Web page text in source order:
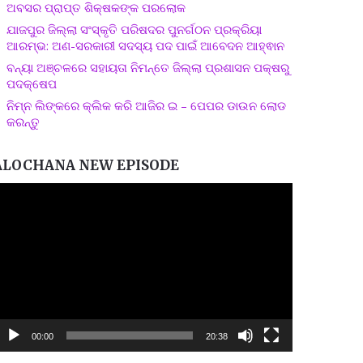
ଅବସର ପ୍ରାପ୍ତ ଶିକ୍ଷକଙ୍କ ପରଲୋକ
ଯାଜପୁର ଜିଲ୍ଲା ସଂସ୍କୃତି ପରିଷଦର ପୁନର୍ଗଠନ ପ୍ରକ୍ରିୟା
ଆରମ୍ଭ: ଅଣ-ସରକାରୀ ସଦସ୍ୟ ପଦ ପାଇଁ ଆବେଦନ ଆହ୍ଵାନ
ବନ୍ୟା ଅଞ୍ଚଳରେ ସହାୟତା ନିମନ୍ତେ ଜିଲ୍ଲା ପ୍ରଶାସନ ପକ୍ଷରୁ
ପଦକ୍ଷେପ
ନିମ୍ନ ଲିଙ୍କରେ କ୍ଲିକ କରି ଆଜିର ଇ – ପେପର ଡାଉନ ଲୋଡ
କରନ୍ତୁ
NEW EPISODE
00:00 20:38